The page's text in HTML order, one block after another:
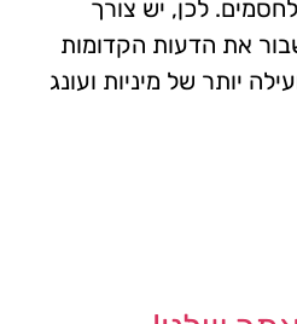
לכן, יש צורך
את הדעות הקדומות
יותר של מיניות ועונג